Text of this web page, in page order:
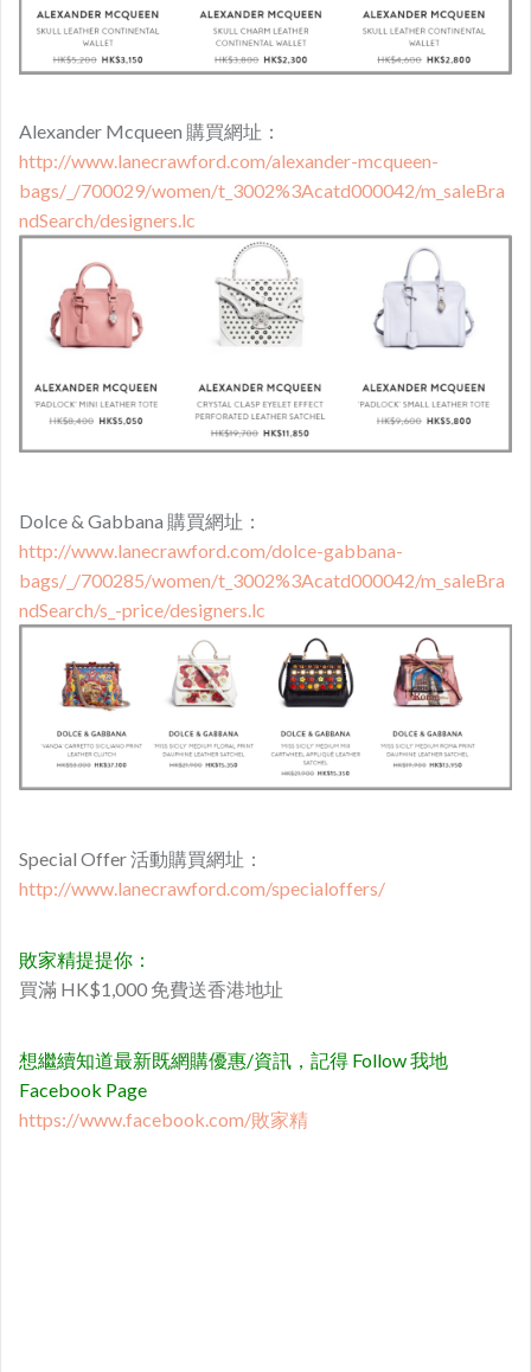
Alexander Mcqueen 購買網址：
http://www.lanecrawford.com/alexander-mcqueen-
bags/_/700029/women/t_3002%3Acatd000042/m_saleBra
ndSearch/designers.lc
Dolce & Gabbana 購買網址：
http://www.lanecrawford.com/dolce-gabbana-
bags/_/700285/women/t_3002%3Acatd000042/m_saleBra
ndSearch/s_-price/designers.lc
Special Offer 活動購買網址：
http://www.lanecrawford.com/specialoffers/
敗家精提提你：
買滿 HK$1,000 免費送香港地址
想繼續知道最新既網購優惠/資訊，記得 Follow 我地
Facebook Page
https://www.facebook.com/敗家精